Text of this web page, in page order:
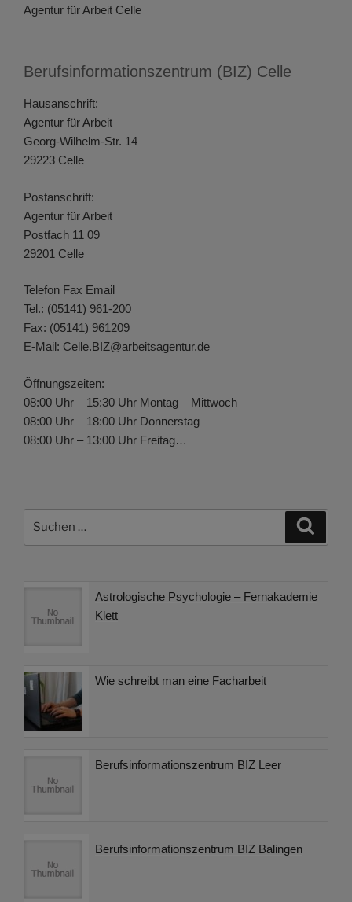
Agentur für Arbeit Celle
Berufsinformationszentrum (BIZ) Celle
Hausanschrift:
Agentur für Arbeit
Georg-Wilhelm-Str. 14
29223 Celle
Postanschrift:
Agentur für Arbeit
Postfach 11 09
29201 Celle
Telefon Fax Email
Tel.: (05141) 961-200
Fax: (05141) 961209
E-Mail: Celle.BIZ@arbeitsagentur.de
Öffnungszeiten:
08:00 Uhr – 15:30 Uhr Montag – Mittwoch
08:00 Uhr – 18:00 Uhr Donnerstag
08:00 Uhr – 13:00 Uhr Freitag…
Astrologische Psychologie – Fernakademie
Klett
Wie schreibt man eine Facharbeit
Berufsinformationszentrum BIZ Leer
Berufsinformationszentrum BIZ Balingen